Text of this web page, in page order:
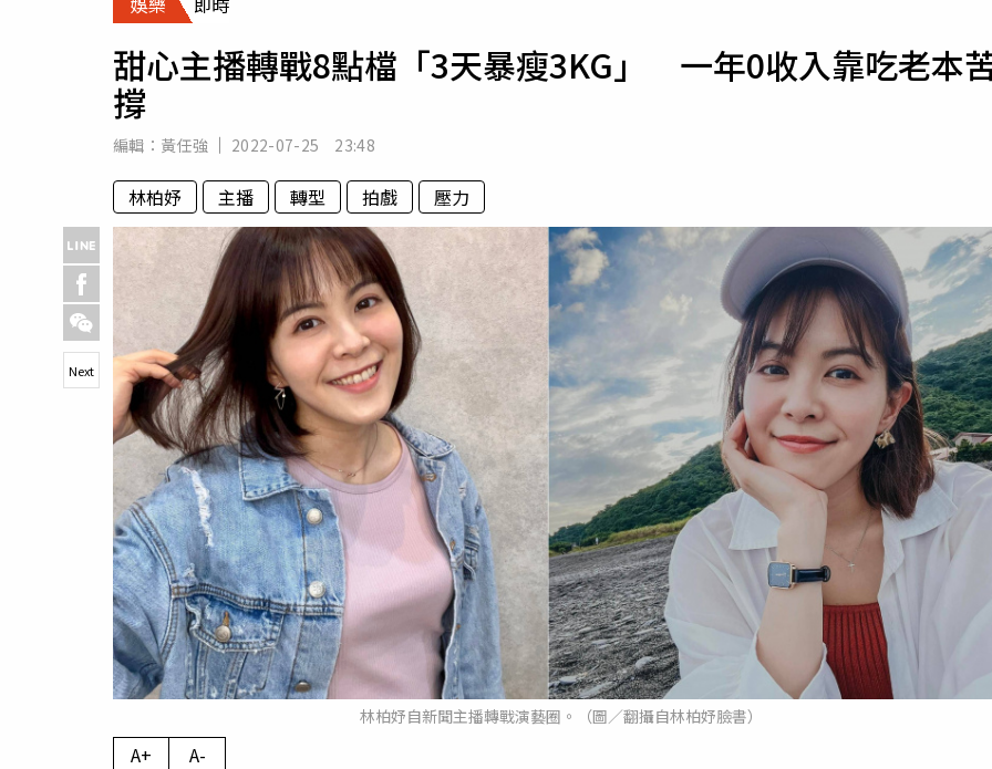
專欄
運勢
甜心主播轉戰8點檔「3天暴瘦3KG」 一年0收入靠吃老本
撐
編輯： 黃任強 2022-07-25 23:48
林柏妤 主播 轉型 拍戲 壓力
林柏妤自新聞主播轉戰演藝圈。（圖／翻攝自林柏妤臉書）
Next
A+ A-